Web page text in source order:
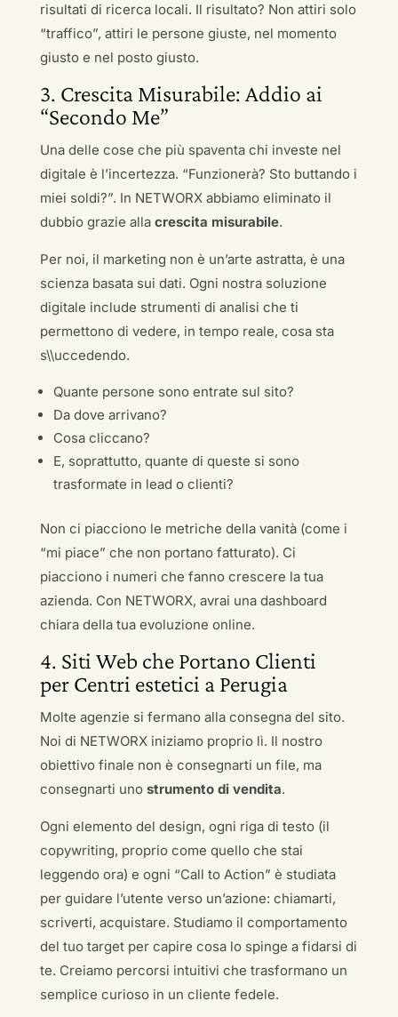
risultati di ricerca locali. Il risultato? Non attiri solo
“traffico”, attiri le persone giuste, nel momento
giusto e nel posto giusto.
3. Crescita Misurabile: Addio ai
“Secondo Me”
Una delle cose che più spaventa chi investe nel
digitale è l’incertezza. “Funzionerà? Sto buttando i
miei soldi?”. In NETWORX abbiamo eliminato il
dubbio grazie alla crescita misurabile.
Per noi, il marketing non è un’arte astratta, è una
scienza basata sui dati. Ogni nostra soluzione
digitale include strumenti di analisi che ti
permettono di vedere, in tempo reale, cosa sta
s\\uccedendo.
Quante persone sono entrate sul sito?
Da dove arrivano?
Cosa cliccano?
E, soprattutto, quante di queste si sono
trasformate in lead o clienti?
Non ci piacciono le metriche della vanità (come i
“mi piace” che non portano fatturato). Ci
piacciono i numeri che fanno crescere la tua
azienda. Con NETWORX, avrai una dashboard
chiara della tua evoluzione online.
4. Siti Web che Portano Clienti
per Centri estetici a Perugia
Molte agenzie si fermano alla consegna del sito.
Noi di NETWORX iniziamo proprio lì. Il nostro
obiettivo finale non è consegnarti un file, ma
consegnarti uno strumento di vendita.
Ogni elemento del design, ogni riga di testo (il
copywriting, proprio come quello che stai
leggendo ora) e ogni “Call to Action” è studiata
per guidare l’utente verso un’azione: chiamarti,
scriverti, acquistare. Studiamo il comportamento
del tuo target per capire cosa lo spinge a fidarsi di
te. Creiamo percorsi intuitivi che trasformano un
semplice curioso in un cliente fedele.